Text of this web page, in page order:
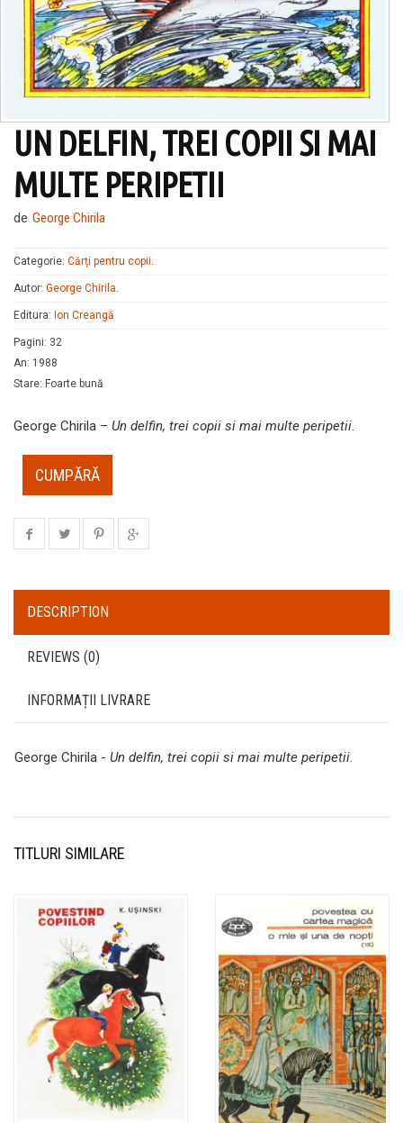
UN DELFIN, TREI COPII SI MAI
MULTE PERIPETII
de George Chirila
Categorie: Cărți pentru copii.
Autor: George Chirila.
Editura: Ion Creangă
Pagini: 32
An: 1988
Stare: Foarte bună
George Chirila – Un delfin, trei copii si mai multe peripetii.
CUMPĂRĂ
DESCRIPTION
REVIEWS (0)
INFORMAȚII LIVRARE
George Chirila - Un delfin, trei copii si mai multe peripetii.
TITLURI SIMILARE